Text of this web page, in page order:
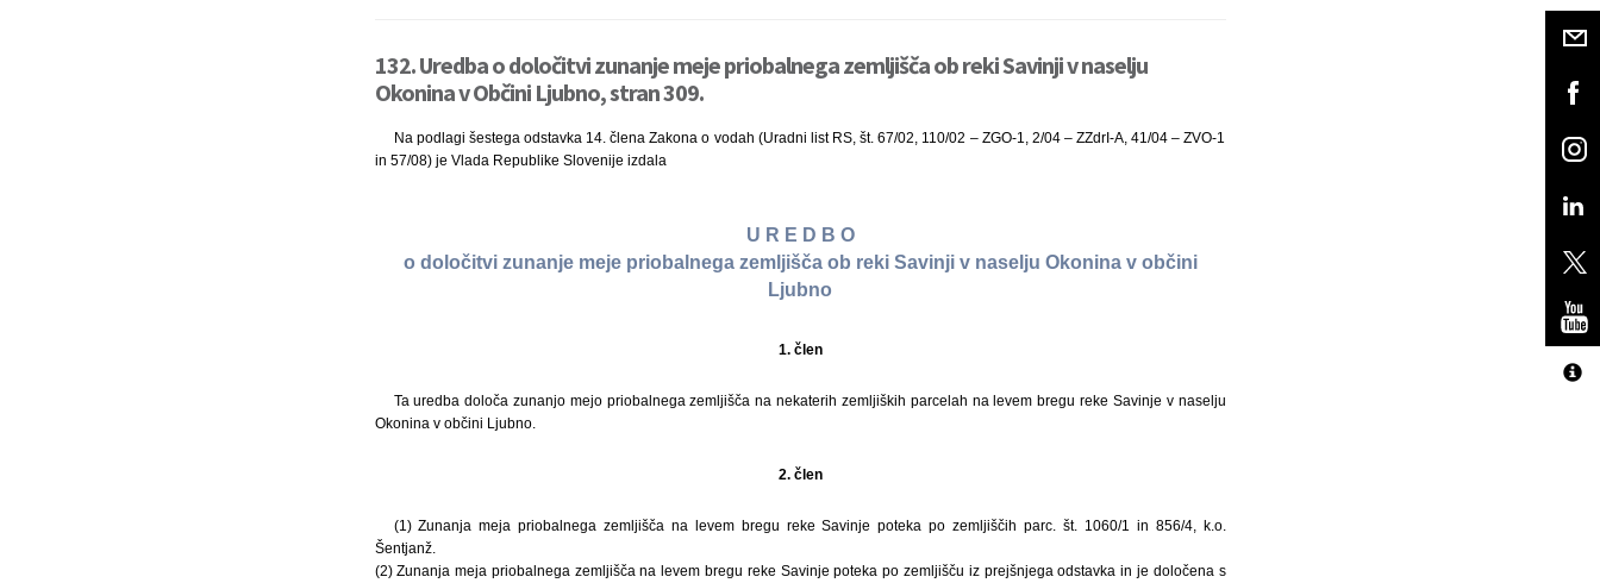
132. Uredba o določitvi zunanje meje priobalnega zemljišča ob reki Savinji v naselju
Okonina v Občini Ljubno, stran 309.
Na podlagi šestega odstavka 14. člena Zakona o vodah (Uradni list RS, št. 67/02, 110/02 – ZGO-1, 2/04 – ZZdrI-A, 41/04 – ZVO-1
in 57/08) je Vlada Republike Slovenije izdala
U R E D B O
o določitvi zunanje meje priobalnega zemljišča ob reki Savinji v naselju Okonina v občini
Ljubno
1. člen
Ta uredba določa zunanjo mejo priobalnega zemljišča na nekaterih zemljiških parcelah na levem bregu reke Savinje v naselju
Okonina v občini Ljubno.
2. člen
(1) Zunanja meja priobalnega zemljišča na levem bregu reke Savinje poteka po zemljiščih parc. št. 1060/1 in 856/4, k.o.
Šentjanž.
(2) Zunanja meja priobalnega zemljišča na levem bregu reke Savinje poteka po zemljišču iz prejšnjega odstavka in je določena s